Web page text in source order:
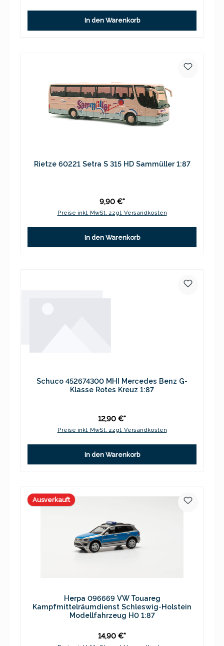
In den Warenkorb
Rietze 60221 Setra S 315 HD Sammüller 1:87
9,90 €*
Preise inkl. MwSt. zzgl. Versandkosten
In den Warenkorb
Schuco 452674300 MHI Mercedes Benz G-
Klasse Rotes Kreuz 1:87
12,90 €*
Preise inkl. MwSt. zzgl. Versandkosten
In den Warenkorb
Ausverkauft
Herpa 096669 VW Touareg
Kampfmittelräumdienst Schleswig-Holstein
Modellfahrzeug H0 1:87
14,90 €*